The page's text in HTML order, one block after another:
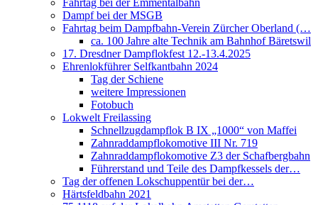
Fahrtag bei der Emmentalbahn
Dampf bei der MSGB
Fahrtag beim Dampfbahn-Verein Zürcher Oberland (…
ca. 100 Jahre alte Technik am Bahnhof Bäretswil
17. Dresdner Dampflokfest 12.-13.4.2025
Ehrenlokführer Selfkantbahn 2024
Tag der Schiene
weitere Impressionen
Fotobuch
Lokwelt Freilassing
Schnellzugdampflok B IX „1000“ von Maffei
Zahnraddampflokomotive III Nr. 719
Zahnraddampflokomotive Z3 der Schafbergbahn
Führerstand und Teile des Dampfkessels der…
Tag der offenen Lokschuppentür bei der…
Härtsfeldbahn 2021